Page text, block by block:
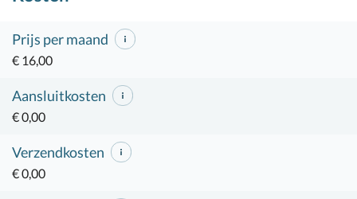
Prijs per maand
€ 16,00
Aansluitkosten
€ 0,00
Verzendkosten
€ 0,00